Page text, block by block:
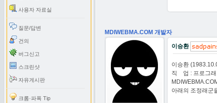
사용자 자료실
질문/답변
건의
버그신고
스크린샷
자유게시판
크롬·파폭 Tip
MDIWEBMA.COM 개발자
이승환
이승환
직 업 : 프로그래
아래의 조정래군